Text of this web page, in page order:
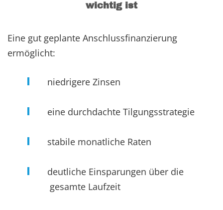
wichtig ist
Eine gut geplante Anschlussfinanzierung
ermöglicht:
niedrigere Zinsen
eine durchdachte Tilgungsstrategie
stabile monatliche Raten
deutliche Einsparungen über die
gesamte Laufzeit